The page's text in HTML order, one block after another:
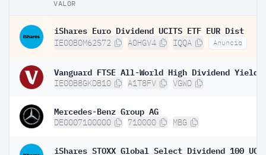
VALOR
iShares Euro Dividend UCITS ETF EUR Dist
IE00B0M62S72 A0HGV4 IQQA Anuncio
IE00B8GKDB10 A1T8FV VGWD
Mercedes-Benz Group AG
DE0007100000 710000 MBG